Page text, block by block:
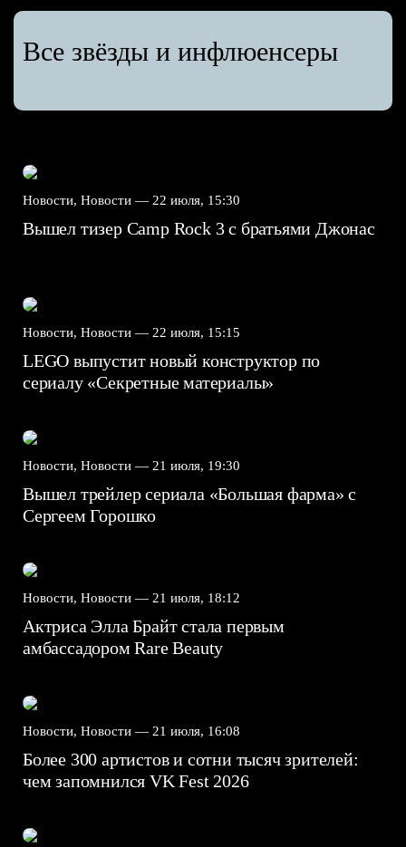
Все звёзды и инфлюенсеры
Новости, Новости — 22 июля, 15:30
Вышел тизер Camp Rock 3 с братьями Джонас
Новости, Новости — 22 июля, 15:15
LEGO выпустит новый конструктор по
сериалу «Секретные материалы»
Новости, Новости — 21 июля, 19:30
Вышел трейлер сериала «Большая фарма» с
Сергеем Горошко
Новости, Новости — 21 июля, 18:12
Актриса Элла Брайт стала первым
амбассадором Rare Beauty
Новости, Новости — 21 июля, 16:08
Более 300 артистов и сотни тысяч зрителей:
чем запомнился VK Fest 2026